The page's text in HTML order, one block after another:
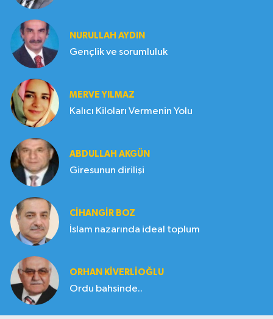
NURULLAH AYDIN
Gençlik ve sorumluluk
MERVE YILMAZ
Kalıcı Kiloları Vermenin Yolu
ABDULLAH AKGÜN
Giresunun dirilişi
CIHANGIR BOZ
İslam nazarında ideal toplum
ORHAN KIVERLIOĞLU
Ordu bahsinde..